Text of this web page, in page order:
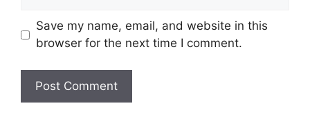
Save my name, email, and website in this
browser for the next time I comment.